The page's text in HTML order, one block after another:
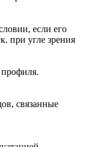
если его
при угле зрения
связанные